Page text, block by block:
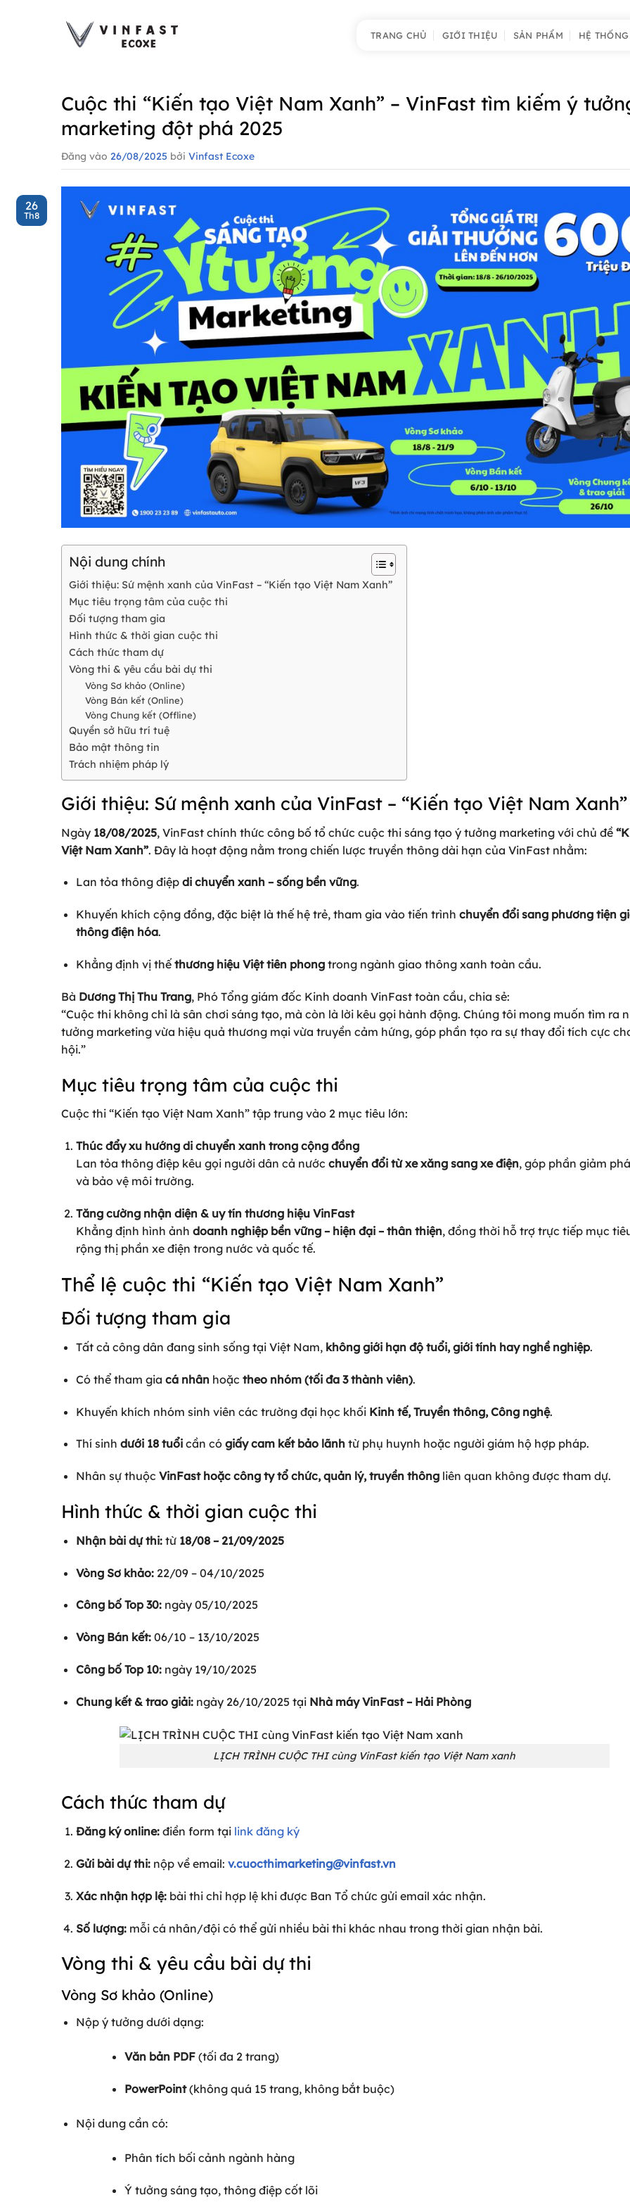
TRANG CHỦ GIỚI THIỆU SẢN PHẨM HỆ
Cuộc thi “Kiến tạo Việt Nam Xanh” – VinFast tìm kiếm ý
marketing đột phá 2025
Đăng vào 26/08/2025 bởi Vinfast Ecoxe
26
Th8
Nội dung chính
Giới thiệu: Sứ mệnh xanh của VinFast – “Kiến tạo Việt Nam Xanh”
Mục tiêu trọng tâm của cuộc thi
Đối tượng tham gia
Hình thức & thời gian cuộc thi
Cách thức tham dự
Vòng thi & yêu cầu bài dự thi
Vòng Sơ khảo (Online)
Vòng Bán kết (Online)
Vòng Chung kết (Offline)
Quyền sở hữu trí tuệ
Bảo mật thông tin
Trách nhiệm pháp lý
Giới thiệu: Sứ mệnh xanh của VinFast – “Kiến tạo Việt Nam Xanh”
Ngày 18/08/2025, VinFast chính thức công bố tổ chức cuộc thi sáng tạo ý tưởng marketing với chủ đề
Việt Nam Xanh”. Đây là hoạt động nằm trong chiến lược truyền thông dài hạn của VinFast nhằm:
Lan tỏa thông điệp di chuyển xanh – sống bền vững.
Khuyến khích cộng đồng, đặc biệt là thế hệ trẻ, tham gia vào tiến trình chuyển đổi sang phương tiện
thông điện hóa.
Khẳng định vị thếthương hiệu Việt tiên phongtrong ngành giao thông xanh toàn cầu.
Bà Dương Thị Thu Trang, Phó Tổng giám đốc Kinh doanh VinFast toàn cầu, chia sẻ:
“Cuộc thi không chỉ là sân chơi sáng tạo, mà còn là lời kêu gọi hành động. Chúng tôi mong muốn tìm ra
tưởng marketing vừa hiệu quả thương mại vừa truyền cảm hứng, góp phần tạo ra sự thay đổi tích cực
hội.”
Mục tiêu trọng tâm của cuộc thi
Cuộc thi “Kiến tạo Việt Nam Xanh” tập trung vào 2 mục tiêu lớn:
Thúc đẩy xu hướng di chuyển xanh trong cộng đồng
Lan tỏa thông điệp kêu gọi người dân cả nước chuyển đổi từ xe xăng sang xe điện, góp phần giảm
và bảo vệ môi trường.
Tăng cường nhận diện & uy tín thương hiệu VinFast
Khẳng định hình ảnh doanh nghiệp bền vững – hiện đại – thân thiện, đồng thời hỗ trợ trực tiếp mục
rộng thị phần xe điện trong nước và quốc tế.
Thể lệ cuộc thi “Kiến tạo Việt Nam Xanh”
Đối tượng tham gia
Tất cả công dân đang sinh sống tại Việt Nam, không giới hạn độ tuổi, giới tính hay nghề nghiệp.
Có thể tham gia cá nhân hoặc theo nhóm (tối đa 3 thành viên).
Khuyến khích nhóm sinh viên các trường đại học khối Kinh tế, Truyền thông, Công nghệ.
Thí sinh dưới 18 tuổicần có giấy cam kết bảo lãnh từ phụ huynh hoặc người giám hộ hợp pháp.
Nhân sự thuộc VinFast hoặc công ty tổ chức, quản lý, truyền thôngliên quan không được tham dự.
Hình thức & thời gian cuộc thi
Nhận bài dự thi:từ 18/08 – 21/09/2025
Vòng Sơ khảo:22/09 – 04/10/2025
Công bố Top 30:ngày 05/10/2025
Vòng Bán kết:06/10 – 13/10/2025
Công bố Top 10:ngày 19/10/2025
Chung kết & trao giải:ngày 26/10/2025 tại Nhà máy VinFast – Hải Phòng
LỊCH TRÌNH CUỘC THI cùng VinFast kiến tạo Việt Nam xanh
Cách thức tham dự
Đăng ký online:điền form tại link đăng ký
Gửi bài dự thi:nộp về email: v.cuocthimarketing@vinfast.vn
Xác nhận hợp lệ:bài thi chỉ hợp lệ khi được Ban Tổ chức gửi email xác nhận.
Số lượng:mỗi cá nhân/đội có thể gửi nhiều bài thi khác nhau trong thời gian nhận bài.
Vòng thi & yêu cầu bài dự thi
Vòng Sơ khảo (Online)
Nộp ý tưởng dưới dạng:
Văn bản PDF(tối đa 2 trang)
PowerPoint(không quá 15 trang, không bắt buộc)
Nội dung cần có:
Phân tích bối cảnh ngành hàng
Ý tưởng sáng tạo, thông điệp cốt lõi